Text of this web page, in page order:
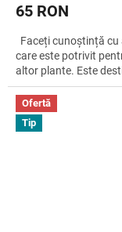
65 RON
Faceți cunoștință
care este potrivit
altor plante. Este
Ofertă
Tip